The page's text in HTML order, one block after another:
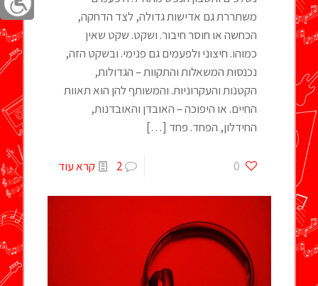
משתררת גם אדישות גדולה, לצד הדחקה,
הכחשה או חוסר חיבור. ושקט. שקט שאין
כמוהו. חיצוני ולפעמים גם פנימי. ובשקט הזה,
נכנסות המשאלות והתקוות – הגדולות,
הקטנות והעקרוניות. והמשותף להן הוא תאוות
החיים. או היפוכה – האובדן והאובדנות,
החידלון, הפחד. פחד […]
0
2 קרא עוד